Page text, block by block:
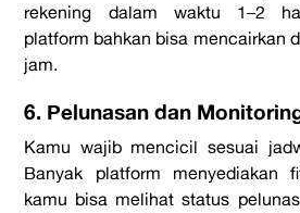
rekening dalam waktu 1–2
platform bahkan bisa mencairkan
jam.
6. Pelunasan dan
Kamu wajib mencicil sesuai
Banyak platform menyediakan
kamu bisa melihat status